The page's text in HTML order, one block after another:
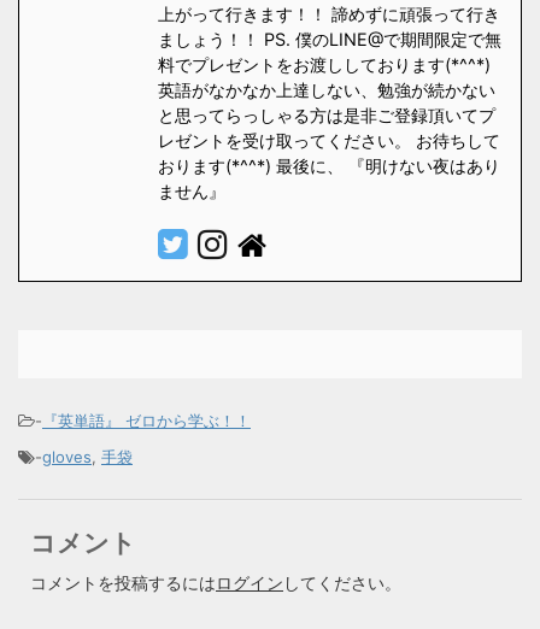
上がって行きます！！ 諦めずに頑張って行き
ましょう！！ PS. 僕のLINE@で期間限定で無
料でプレゼントをお渡ししております(*^^*)
英語がなかなか上達しない、勉強が続かない
と思ってらっしゃる方は是非ご登録頂いてプ
レゼントを受け取ってください。 お待ちして
おります(*^^*) 最後に、 『明けない夜はあり
ません』
- 『英単語』 ゼロから学ぶ！！
-gloves, 手袋
コメント
コメントを投稿するにはログイン してください。